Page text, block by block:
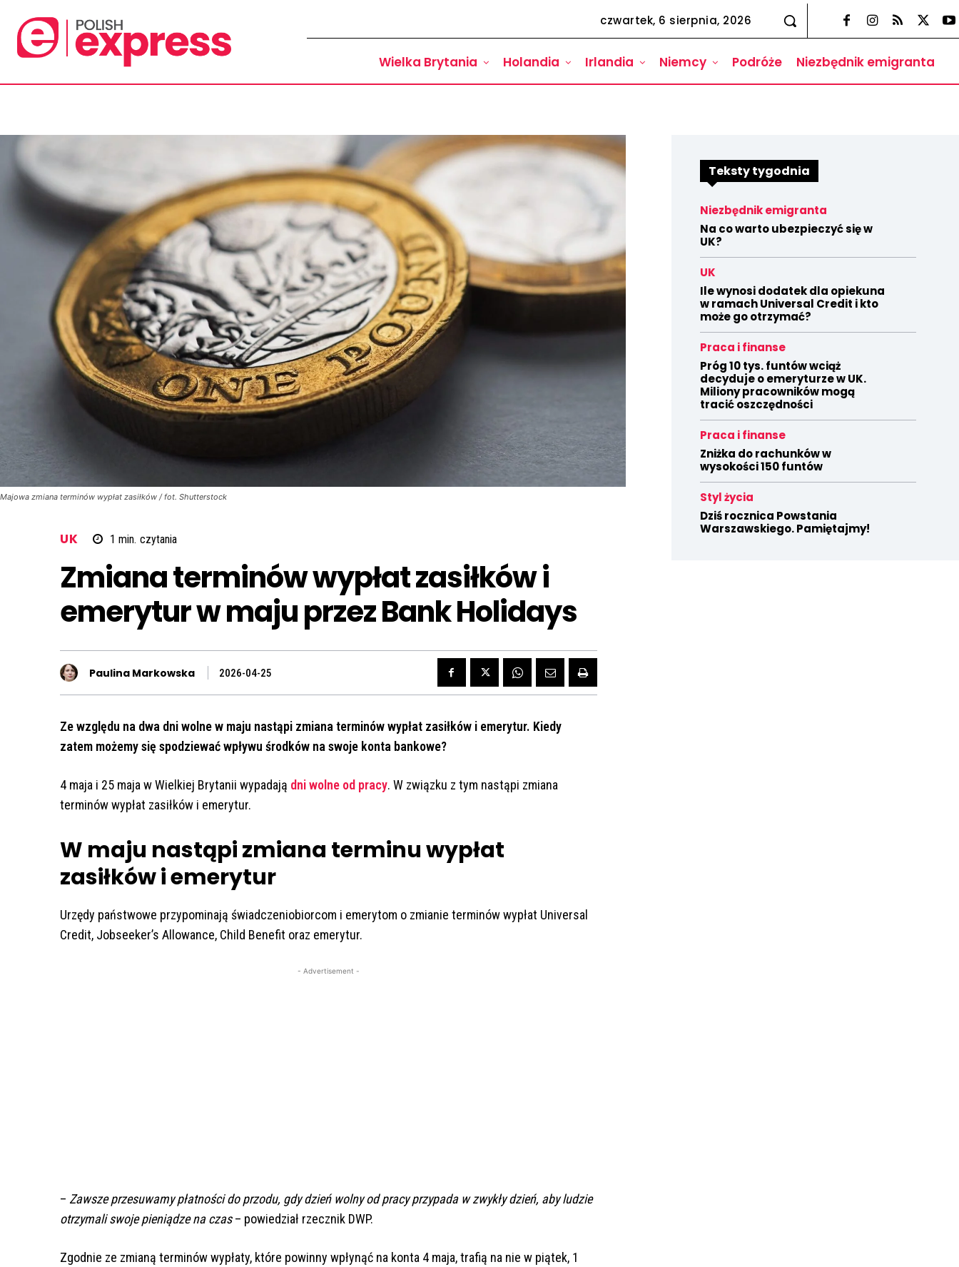
czwartek, 6 sierpnia, 2026
Wielka Brytania Holandia Irlandia Niemcy Podróże Niezbędnik emigranta
Majowa zmiana terminów wypłat zasiłków / fot. Shutterstock
UK 1 min. czytania
Zmiana terminów wypłat zasiłków i
emerytur w maju przez Bank Holidays
Paulina Markowska 2026-04-25
Ze względu na dwa dni wolne w maju nastąpi zmiana terminów wypłat zasiłków i emerytur. Kiedy
zatem możemy się spodziewać wpływu środków na swoje konta bankowe?
4 maja i 25 maja w Wielkiej Brytanii wypadają dni wolne od pracy. W związku z tym nastąpi zmiana
terminów wypłat zasiłków i emerytur.
W maju nastąpi zmiana terminu wypłat
zasiłków i emerytur
Urzędy państwowe przypominają świadczeniobiorcom i emerytom o zmianie terminów wypłat Universal
Credit, Jobseeker’s Allowance, Child Benefit oraz emerytur.
- Advertisement -
– Zawsze przesuwamy płatności do przodu, gdy dzień wolny od pracy przypada w zwykły dzień, aby ludzie
otrzymali swoje pieniądze na czas– powiedział rzecznik DWP.
Zgodnie ze zmianą terminów wypłaty, które powinny wpłynąć na konta 4 maja, trafią na nie w piątek, 1
Teksty tygodnia
Niezbędnik emigranta
Na co warto ubezpieczyć się w
UK?
UK
Ile wynosi dodatek dla opiekuna
w ramach Universal Credit i kto
może go otrzymać?
Praca i finanse
Próg 10 tys. funtów wciąż
decyduje o emeryturze w UK.
Miliony pracowników mogą
tracić oszczędności
Praca i finanse
Zniżka do rachunków w
wysokości 150 funtów
Styl życia
Dziś rocznica Powstania
Warszawskiego. Pamiętajmy!